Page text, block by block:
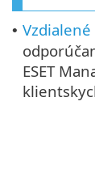
•
ESET